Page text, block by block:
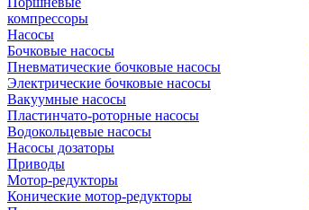
компрессоры
Насосы
Бочковые насосы
Пневматические бочковые насосы
Электрические бочковые насосы
Вакуумные насосы
Пластинчато-роторные насосы
Водокольцевые насосы
Насосы дозаторы
Приводы
Мотор-редукторы
Конические мотор-редукторы